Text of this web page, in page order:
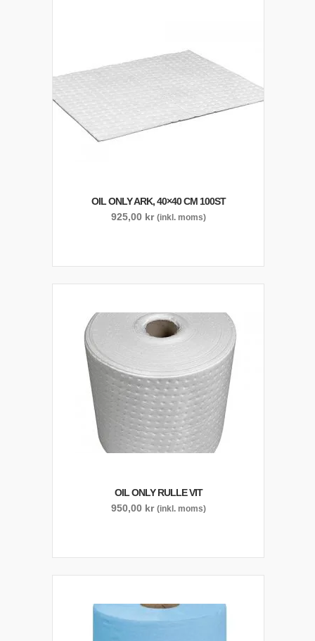
OIL ONLY ARK, 40×40 CM 100ST
925,00 kr (inkl. moms)
OIL ONLY RULLE VIT
950,00 kr (inkl. moms)